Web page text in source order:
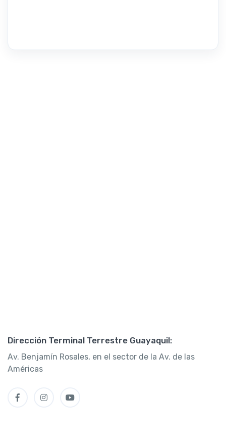
Dirección Terminal Terrestre Guayaquil:
Av. Benjamín Rosales, en el sector de la Av. de las
Américas